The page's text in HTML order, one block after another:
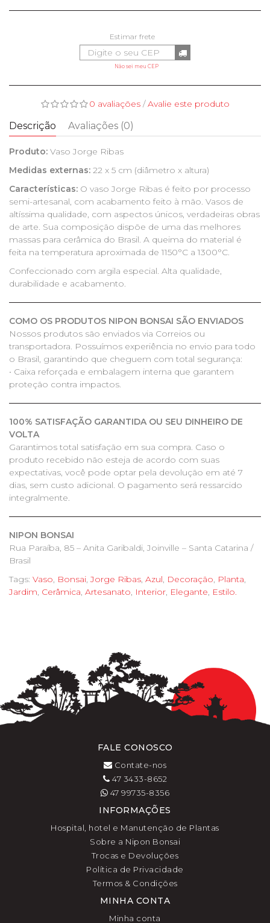
Não sei meu CEP
0 avaliações/Avalie este produto
Descrição Avaliações (0)
Produto: Vaso Jorge Ribas
Medidas externas: 22 x 5 cm (diâmetro x altura)
Características: O vaso Jorge Ribas é feito por processo
semi-artesanal, com acabamento feito à mão. Vasos de
altíssima qualidade, com aspectos únicos, verdadeiras obras
de arte. Sua composição dispõe de uma das melhores
massas para cerâmica do Brasil. A queima do material é
feita na temperatura aproximada de 1150°C a 1300°C.
Confeccionado com argila especial. Alta qualidade,
durabilidade e acabamento.
COMO OS PRODUTOS NIPON BONSAI SÃO ENVIADOS
Nossos produtos são enviados via Correios ou
transportadora. Possuímos experiência no envio para todo
o Brasil, garantindo que cheguem com total segurança:
• Caixa reforçada e embalagem interna que garantem
proteção contra impactos.
100% SATISFAÇÃO GARANTIDA OU SEU DINHEIRO DE
VOLTA
Garantimos total satisfação em sua compra. Caso o
produto recebido não esteja de acordo com suas
expectativas, você pode optar pela devolução em até 7
dias, sem custo adicional. O pagamento será ressarcido
integralmente.
NIPON BONSAI
Rua Paraíba, 85 – Anita Garibaldi, Joinville – Santa Catarina /
Brasil
Tags: Vaso, Bonsai,Jorge Ribas, Azul, Decoração, Planta,
Jardim, Cerâmica, Artesanato, Interior, Elegante, Estilo.
FALE CONOSCO
Contate-nos
47 3433-8652
47 99735-8356
INFORMAÇÕES
Hospital, hotel e Manutenção de Plantas
Sobre a Nipon Bonsai
Trocas e Devoluções
Política de Privacidade
Termos & Condições
MINHA CONTA
Minha conta